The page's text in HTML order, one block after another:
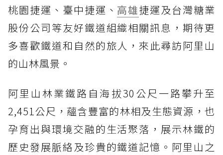
桃園捷運、臺中捷運、 高雄捷運及台灣糖業
股份公司等友好鐵道組織相關訊息，期待更
多喜歡鐵道和自然的旅人，來此尋訪阿里山
的山林風景。
阿里山林業鐵路自海拔30公尺一路攀升至
2,451公尺，蘊含豐富的林相及生態資源，也
孕育出與環境交融的生活聚落，展示林鐵的
歷史發展脈絡及珍貴的鐵道記憶。阿里山之